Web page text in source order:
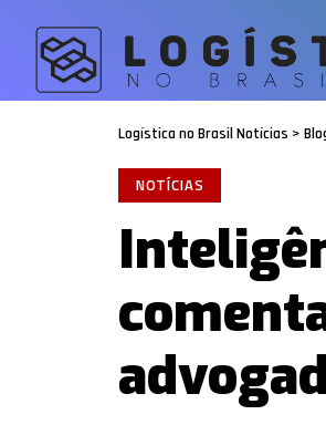
Logística no Brasil Notícias >
NOTÍCIAS